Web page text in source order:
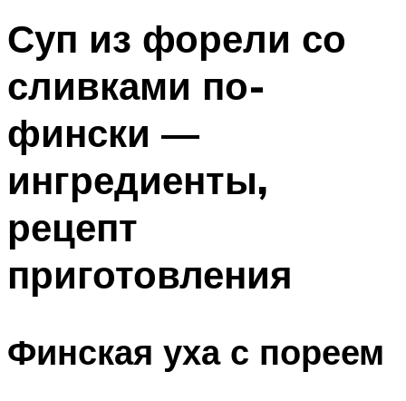
Суп из форели со
сливками по-
фински —
ингредиенты,
рецепт
приготовления
Финская уха с пореем